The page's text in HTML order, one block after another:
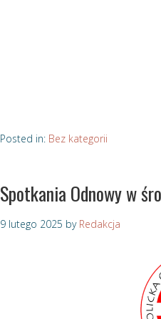
Posted in: Bez kategorii
Spotkania Odnowy w
9 lutego 2025 by Redakcja